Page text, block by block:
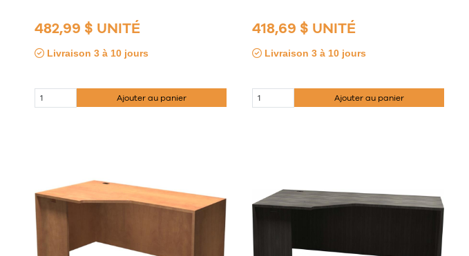
482,99 $ UNITÉ
Livraison 3 à 10 jours
Ajouter au panier
418,69 $ UNITÉ
Livraison 3 à 10 jours
Ajouter au panier